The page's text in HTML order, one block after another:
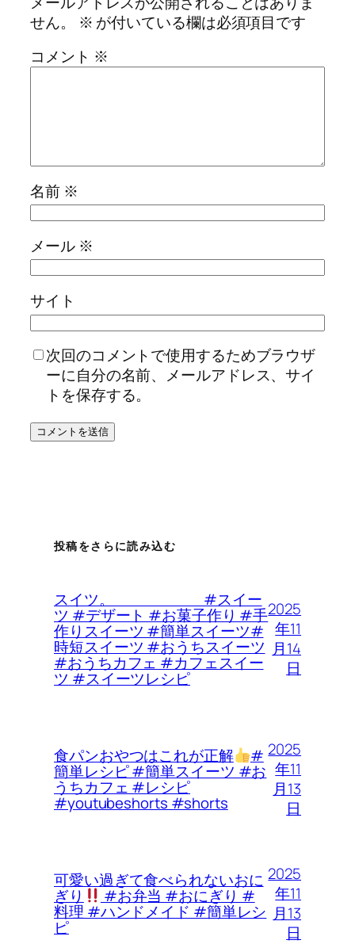
せん。
※ が付いている欄は必須項目です
コメント ※
名前 ※
メール ※
サイト
次回のコメントで使用するためブラウザ
ーに自分の名前、メールアドレス、サイ
トを保存する。
投稿をさらに読み込む
スイツ。 #スイー
ツ #デザート #お菓子作り #手
作りスイーツ #簡単スイーツ#
時短スイーツ #おうちスイーツ
#おうちカフェ #カフェスイー
ツ #スイーツレシピ
2025
年11
月14
日
食パンおやつはこれが正解 #
簡単レシピ #簡単スイーツ #お
うちカフェ #レシピ
#youtubeshorts #shorts
2025
年11
月13
日
可愛い過ぎて食べられないおに
ぎり #お弁当 #おにぎり #
料理 #ハンドメイド #簡単レシ
ピ
2025
年11
月13
日